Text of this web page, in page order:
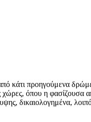
κάτι προηγούμενα
όπου η φασίζουσα
δικαιολογημένα,